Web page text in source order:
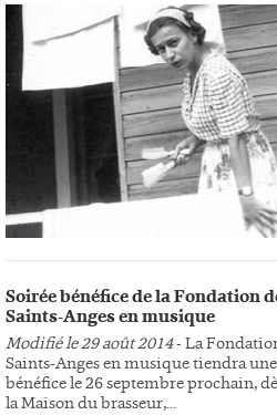
Soirée bénéfice de la Fondation
Saints-Anges en musique
Modifié le 29 août 2014- La
Saints-Anges en musique tiendra
bénéfice le 26 septembre prochain,
la Maison du brasseur,...